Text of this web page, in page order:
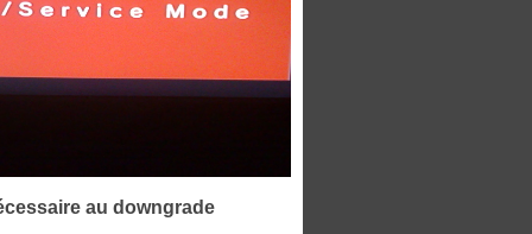
au downgrade